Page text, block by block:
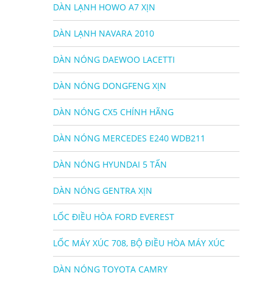
DÀN LẠNH HOWO A7 XỊN
DÀN LẠNH NAVARA 2010
DÀN NÓNG DAEWOO LACETTI
DÀN NÓNG DONGFENG XỊN
DÀN NÓNG CX5 CHÍNH HÃNG
DÀN NÓNG MERCEDES E240 WDB211
DÀN NÓNG HYUNDAI 5 TẤN
DÀN NÓNG GENTRA XỊN
LỐC ĐIỀU HÒA FORD EVEREST
LỐC MÁY XÚC 708, BỘ ĐIỀU HÒA MÁY XÚC
DÀN NÓNG TOYOTA CAMRY